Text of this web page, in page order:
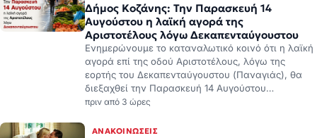
Δήμος Κοζάνης: Την Παρασκευή 14
Αυγούστου η λαϊκή αγορά της
Αριστοτέλους λόγω Δεκαπενταύγουστου
Ενημερώνουμε το καταναλωτικό κοινό ότι η λαϊκή
αγορά επί της οδού Αριστοτέλους, λόγω της
εορτής του Δεκαπενταύγουστου (Παναγιάς), θα
διεξαχθεί την Παρασκευή 14 Αυγούστου…
πριν από 3 ώρες
ΑΝΑΚΟΙΝΏΣΕΙΣ